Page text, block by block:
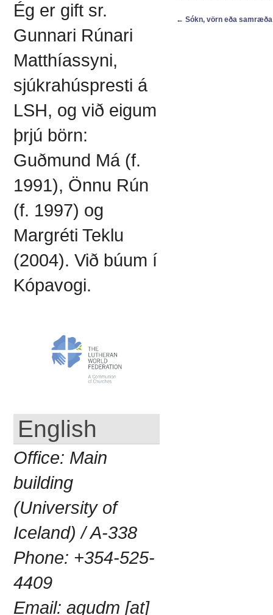
← Sókn, vörn eða
Ég er gift sr.
Gunnari Rúnari
Matthíassyni,
sjúkrahúspresti á
LSH, og við eigum
þrjú börn:
Guðmund Má (f.
1991), Önnu Rún
(f. 1997) og
Margréti Teklu
(2004). Við búum í
Kópavogi.
English
Office: Main
building
(University of
Iceland) / A-338
Phone: +354-525-
4409
Email: agudm [at]